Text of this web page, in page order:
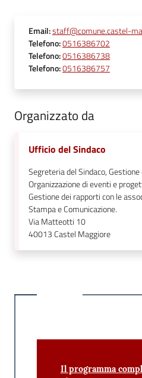
Email:staff@comune.castel-
Telefono:0516386702
Telefono:0516386738
Telefono:0516386757
Organizzato da
Ufficio del Sindaco
Segreteria del Sindaco,
Organizzazione di eventi e
Gestione dei rapporti con le
Stampa e Comunicazione.
Via Matteotti 10
40013Castel Maggiore
Il programma